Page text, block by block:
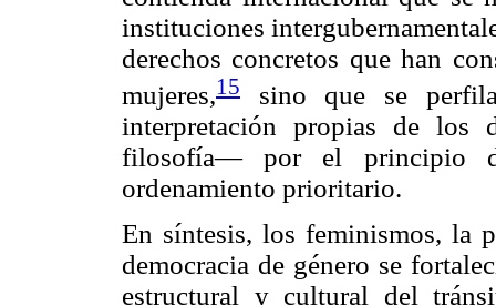
instituciones
derechos concretos que han
mujeres,15
sino que se
interpretación propias de los
filosofía— por el principio
ordenamiento prioritario.
En síntesis, los feminismos, la
democracia de género se
estructural y cultural del